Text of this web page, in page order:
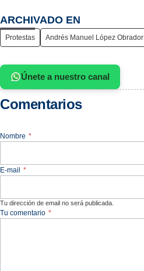
ARCHIVADO EN
Protestas Andrés Manuel López Obrador
Únete a nuestro canal
Comentarios
Nombre *
E-mail *
Tu dirección de email no será publicada.
Tu comentario *